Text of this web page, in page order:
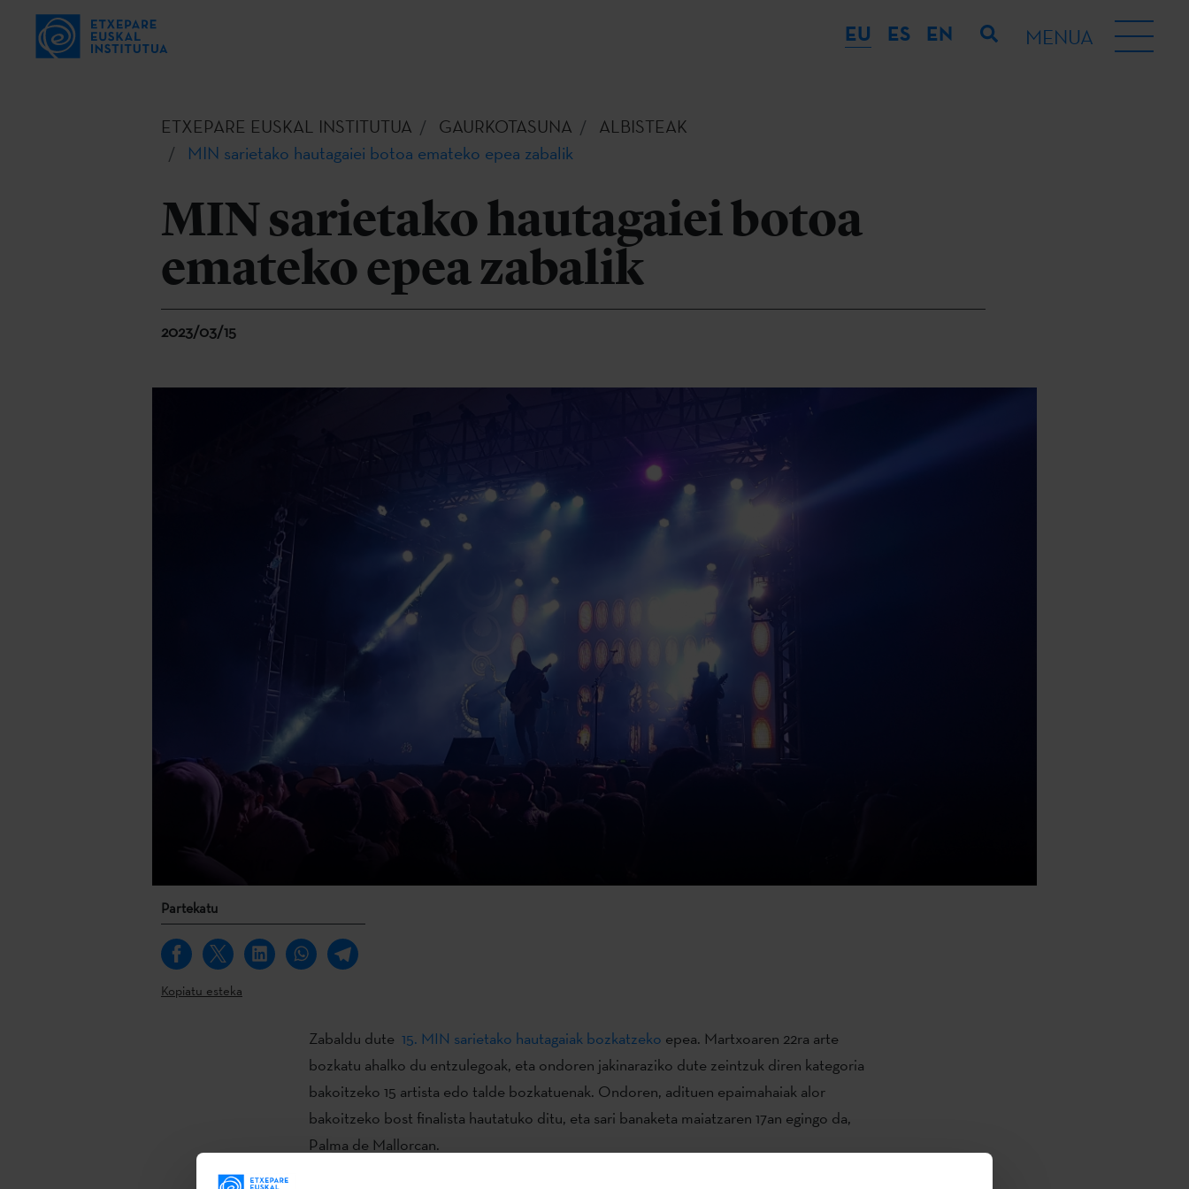
EU ES EN MENUA
ETXEPARE EUSKAL INSTITUTUA GAURKOTASUNA
ALBISTEAK
MIN sarietako hautagaiei botoa emateko epea zabalik
MIN sarietako hautagaiei botoa
emateko epea zabalik
2023/03/15
Partekatu
Kopiatu esteka
Zabaldu dute 15. MIN sarietako hautagaiak bozkatzeko epea. Martxoaren 22ra arte
bozkatu ahalko du entzulegoak, eta ondoren jakinaraziko dute zeintzuk diren kategoria
bakoitzeko 15 artista edo talde bozkatuenak. Ondoren, adituen epaimahaiak alor
bakoitzeko bost finalista hautatuko ditu, eta sari banaketa maiatzaren 17an egingo da,
Palma de Mallorcan.